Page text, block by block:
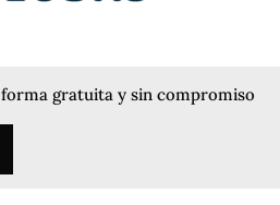
gratuita y sin compromiso